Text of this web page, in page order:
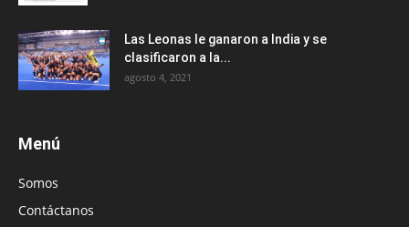
Las Leonas le ganaron a India y se
clasificaron a la...
agosto 4, 2021
Menú
Somos
Contáctanos